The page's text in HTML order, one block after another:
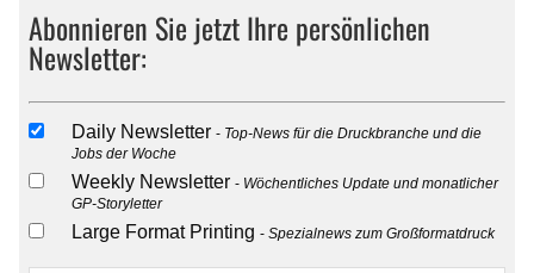
Abonnieren Sie jetzt Ihre persönlichen
Newsletter:
Daily Newsletter
Top-News für die Druckbranche und die
Jobs der Woche
Weekly Newsletter
Wöchentliches Update und monatlicher
GP-Storyletter
Large Format Printing Spezialnews zum Großformatdruck